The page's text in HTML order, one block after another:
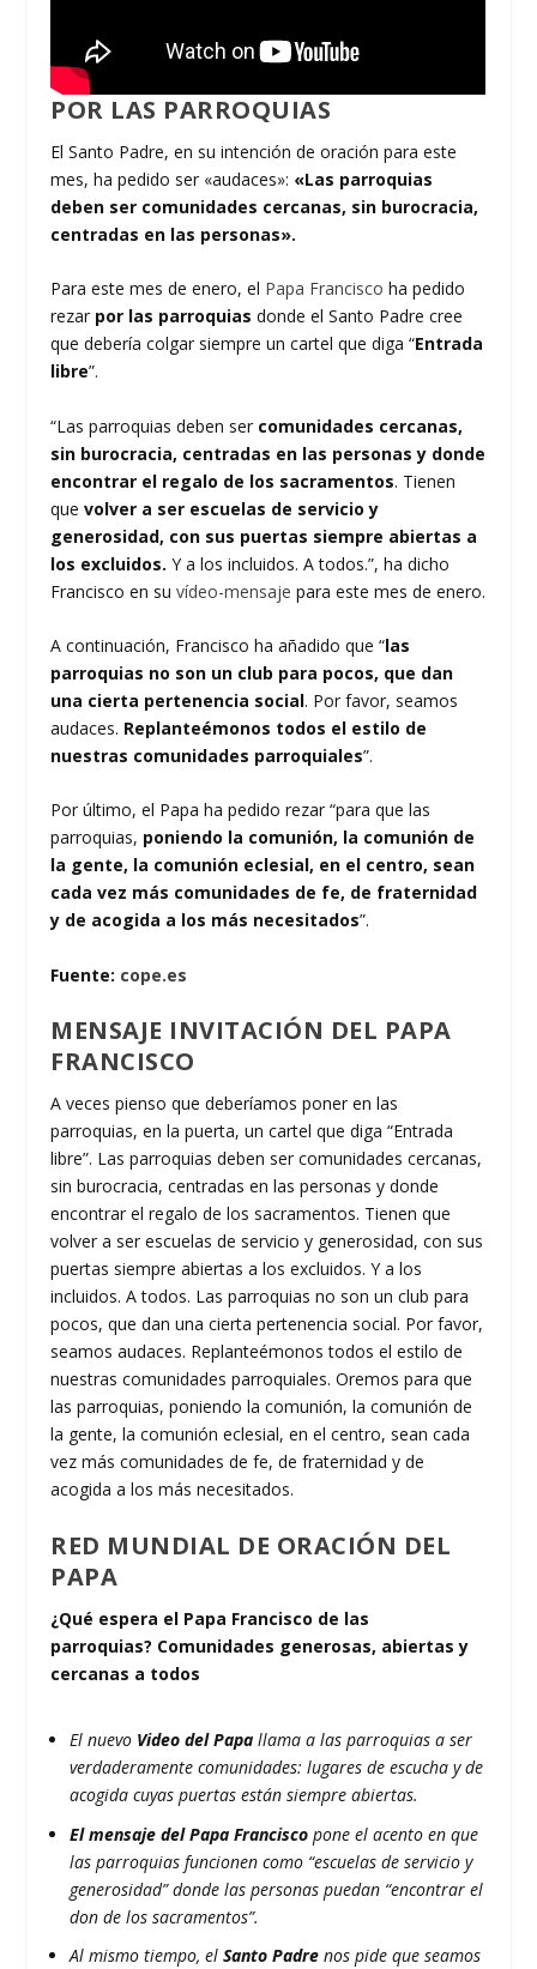
POR LAS PARROQUIAS
El Santo Padre, en su intención de oración para este
mes, ha pedido ser «audaces»: «Las parroquias
deben ser comunidades cercanas, sin burocracia,
centradas en las personas».
Para este mes de enero, el Papa Francisco ha pedido
rezar por las parroquias donde el Santo Padre cree
que debería colgar siempre un cartel que diga “Entrada
libre”.
“Las parroquias deben ser comunidades cercanas,
sin burocracia, centradas en las personas y donde
encontrar el regalo de los sacramentos. Tienen
quevolver a ser escuelas de servicio y
generosidad, con sus puertas siempre abiertas a
los excluidos.Y a los incluidos. A todos.”, ha dicho
Francisco en suvídeo-mensaje para este mes de enero.
A continuación, Francisco ha añadido que “las
parroquias no son un club para pocos, que dan
una cierta pertenencia social. Por favor, seamos
audaces. Replanteémonos todos el estilo de
nuestras comunidades parroquiales”.
Por último, el Papa ha pedido rezar “para que las
parroquias, poniendo la comunión, la comunión de
la gente, la comunión eclesial, en el centro, sean
cada vez más comunidades de fe, de fraternidad
y de acogida a los más necesitados”.
Fuente: cope.es
MENSAJE INVITACIÓN DEL PAPA
FRANCISCO
A veces pienso que deberíamos poner en las
parroquias, en la puerta, un cartel que diga “Entrada
libre”. Las parroquias deben ser comunidades cercanas,
sin burocracia, centradas en las personas y donde
encontrar el regalo de los sacramentos. Tienen que
volver a ser escuelas de servicio y generosidad, con sus
puertas siempre abiertas a los excluidos. Y a los
incluidos. A todos. Las parroquias no son un club para
pocos, que dan una cierta pertenencia social. Por favor,
seamos audaces. Replanteémonos todos el estilo de
nuestras comunidades parroquiales. Oremos para que
las parroquias, poniendo la comunión, la comunión de
la gente, la comunión eclesial, en el centro, sean cada
vez más comunidades de fe, de fraternidad y de
acogida a los más necesitados.
RED MUNDIAL DE ORACIÓN DEL
PAPA
¿Qué espera el Papa Francisco de las
parroquias? Comunidades generosas, abiertas y
cercanas a todos
El nuevo Video del Papa llama a las parroquias a ser
verdaderamente comunidades: lugares de escucha y de
acogida cuyas puertas están siempre abiertas.
El mensaje del Papa Francisco pone el acento en que
las parroquias funcionen como “escuelas de servicio y
generosidad” donde las personas puedan “encontrar el
don de los sacramentos”.
Al mismo tiempo, elSanto Padre nos pide que seamos